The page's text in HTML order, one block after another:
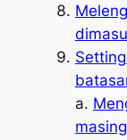
a.